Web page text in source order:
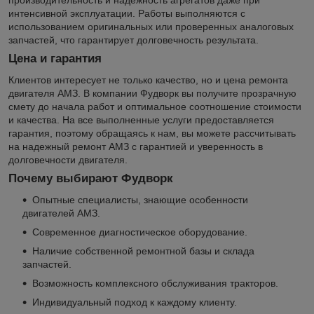
интенсивной эксплуатации. Работы выполняются с
использованием оригинальных или проверенных аналоговых
запчастей, что гарантирует долговечность результата.
Цена и гарантия
Клиентов интересует не только качество, но и цена ремонта
двигателя АМЗ. В компании Фудворк вы получите прозрачную
смету до начала работ и оптимальное соотношение стоимости
и качества. На все выполненные услуги предоставляется
гарантия, поэтому обращаясь к нам, вы можете рассчитывать
на надежный ремонт АМЗ с гарантией и уверенность в
долговечности двигателя.
Почему выбирают Фудворк
Опытные специалисты, знающие особенности
двигателей АМЗ.
Современное диагностическое оборудование.
Наличие собственной ремонтной базы и склада
запчастей.
Возможность комплексного обслуживания тракторов.
Индивидуальный подход к каждому клиенту.